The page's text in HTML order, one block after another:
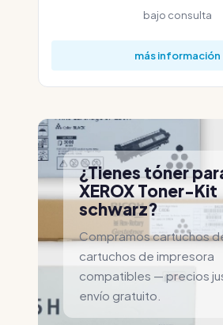
bajo consulta
más información
¿Tienes tóner
XEROX Toner-Kit
schwarz?
Compramos cartuchos
cartuchos de impresora
compatibles — precios
envío gratuito.